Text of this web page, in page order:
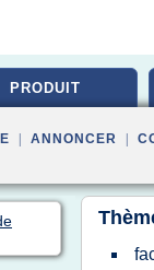
PRODUIT
ANNONCER